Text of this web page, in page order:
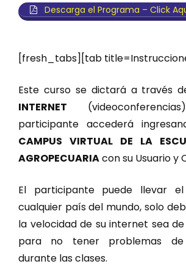
Descarga el Programa – Click
[fresh_tabs][tab
Este curso se dictará a través
INTERNET
participante accederá
CAMPUS VIRTUAL DE LA
AGROPECUARIAcon su Usuario y
El participante puede llevar
cualquier país del mundo, solo
la velocidad de su internet sea de
para no tener problemas de
durante las clases.